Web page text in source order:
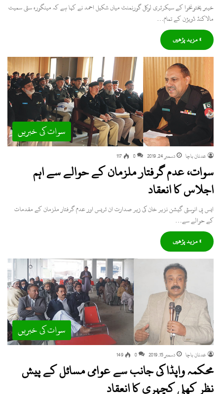
خیبر پختونخوا کے سیکرٹری لوکل گورنمنٹ میاں شکیل احمد نے کہا ہے کہ مینگورہ سٹی سمیت
مالاکنڈ ڈویژن کے تمام…
» مزید پڑھیں
سوات کی خبریں
عدنان باچا دسمبر 24, 2019 0
117
سوات، عدم گرفتار ملزمان کے حوالے سے اہم
اجلاس کا انعقاد
ایس پی انوسٹی گیشن نزیر خان کی زیر صدارت ان ٹریس اور عدم گرفتار ملزمان کے مقدمات
کے حوالے سے…
» مزید پڑھیں
سوات کی خبریں
عدنان باچا دسمبر 15, 2019 0
149
محکمہ واپڈا کی جانب سے عوامی مسائل کے پیش
نظر کھلی کچہری کا انعقاد